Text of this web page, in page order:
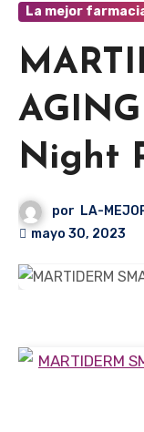
La mejor
Night
por LA-
mayo 30, 2023